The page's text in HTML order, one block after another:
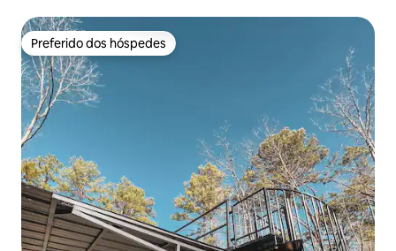
Preferido dos hóspedes
Preferido dos hóspedes